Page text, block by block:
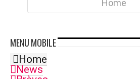
Home
MENUMOBILE
Home
News